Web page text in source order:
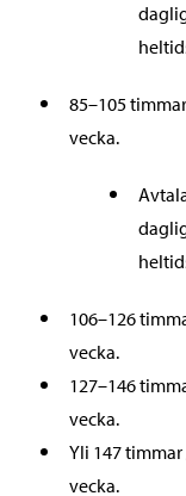
85–105
vecka.
106–126
vecka.
127–146
vecka.
Yli 147
vecka.